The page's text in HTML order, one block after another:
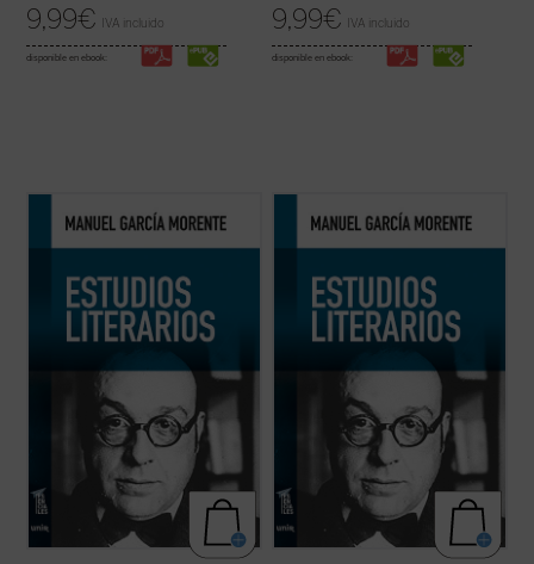
9,99€ IVA incluido
disponible en ebook:
9,99€ IVA incluido
disponible en ebook:
Estudios literarios
encontrará la totalidad de los escritos de
Manuel García Morente, aparecidos todos
entre 1910 y 1932. Se trata de ...(ver ficha)
Estudios literarios
encontrará la totalidad de los escritos de
Manuel García Morente, aparecidos todos
entre 1910 y 1932. Se trata de ...(ver ficha)